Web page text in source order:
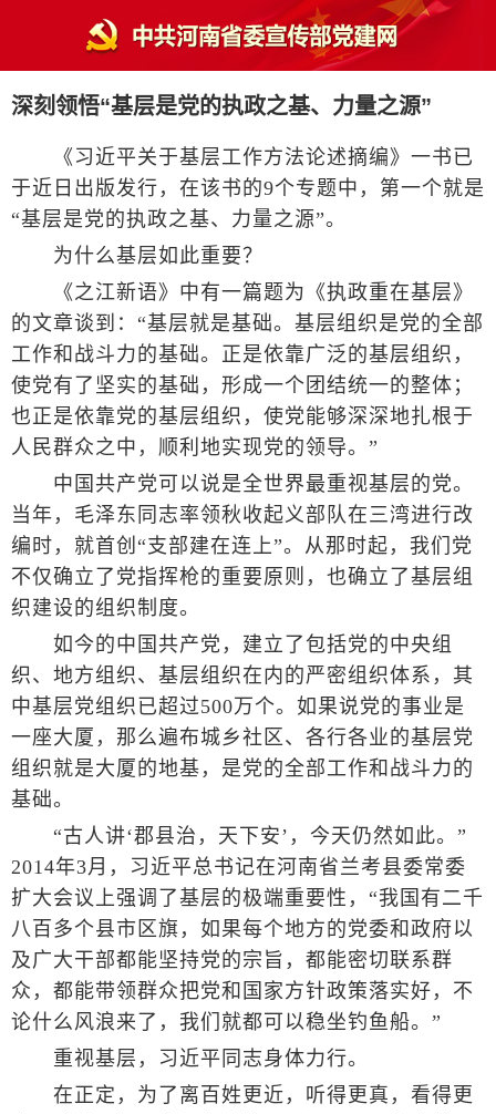
深刻领悟“基层是党的执政之基、力量之源”
《习近平关于基层工作方法论述摘编》一书已
于近日出版发行，在该书的9个专题中，第一个就是
“基层是党的执政之基、力量之源”。
为什么基层如此重要？
《之江新语》中有一篇题为《执政重在基层》
的文章谈到：“基层就是基础。基层组织是党的全部
工作和战斗力的基础。正是依靠广泛的基层组织，
使党有了坚实的基础，形成一个团结统一的整体；
也正是依靠党的基层组织，使党能够深深地扎根于
人民群众之中，顺利地实现党的领导。”
中国共产党可以说是全世界最重视基层的党。
当年，毛泽东同志率领秋收起义部队在三湾进行改
编时，就首创“支部建在连上”。从那时起，我们党
不仅确立了党指挥枪的重要原则，也确立了基层组
织建设的组织制度。
如今的中国共产党，建立了包括党的中央组
织、地方组织、基层组织在内的严密组织体系，其
中基层党组织已超过500万个。如果说党的事业是
一座大厦，那么遍布城乡社区、各行各业的基层党
组织就是大厦的地基，是党的全部工作和战斗力的
基础。
“古人讲‘郡县治，天下安’，今天仍然如此。”
2014年3月，习近平总书记在河南省兰考县委常委
扩大会议上强调了基层的极端重要性，“我国有二千
八百多个县市区旗，如果每个地方的党委和政府以
及广大干部都能坚持党的宗旨，都能密切联系群
众，都能带领群众把党和国家方针政策落实好，不
论什么风浪来了，我们就都可以稳坐钓鱼船。”
重视基层，习近平同志身体力行。
在正定，为了离百姓更近，听得更真，看得更